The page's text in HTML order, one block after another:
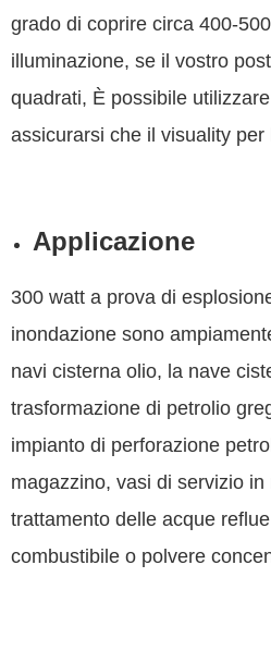
grado di coprire circa 400-
illuminazione, se il vostro
quadrati, È possibile
assicurarsi che il visuality
Applicazione
300 watt a prova di
inondazione sono
navi cisterna olio, la nave
trasformazione di petrolio
impianto di perforazione
magazzino, vasi di servizio in
trattamento delle acque
combustibile o polvere